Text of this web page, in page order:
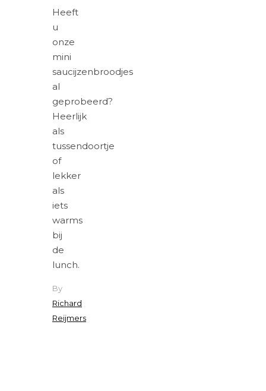
Heeft
u
onze
mini
saucijzenbroodjes
al
geprobeerd?
Heerlijk
als
tussendoortje
of
lekker
als
iets
warms
bij
de
lunch.
By
Richard
Reijmers